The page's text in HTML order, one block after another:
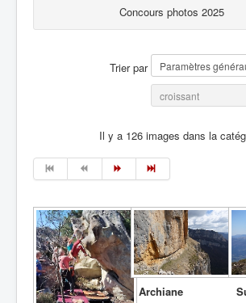
Concours photos 2025
Trier par
Il y a 126 images dans la
Archiane